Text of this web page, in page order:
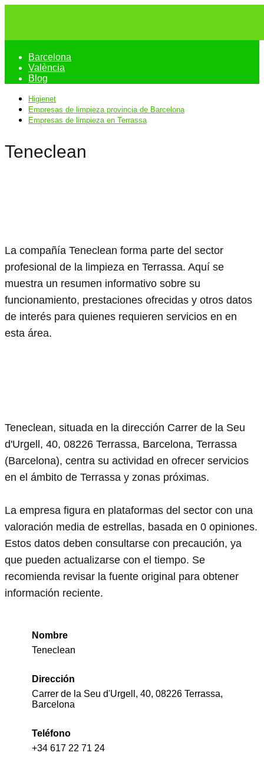
Barcelona
València
Blog
Higienet
Empresas de limpieza provincia de Barcelona
Empresas de limpieza en Terrassa
Teneclean
La compañía Teneclean forma parte del sector
profesional de la limpieza en Terrassa. Aquí se
muestra un resumen informativo sobre su
funcionamiento, prestaciones ofrecidas y otros datos
de interés para quienes requieren servicios en en
esta área.
Teneclean, situada en la dirección Carrer de la Seu
d'Urgell, 40, 08226 Terrassa, Barcelona, Terrassa
(Barcelona), centra su actividad en ofrecer servicios
en el ámbito de Terrassa y zonas próximas.
La empresa figura en plataformas del sector con una
valoración media de estrellas, basada en 0 opiniones.
Estos datos deben consultarse con precaución, ya
que pueden actualizarse con el tiempo. Se
recomienda revisar la fuente original para obtener
información reciente.
Nombre
Teneclean
Dirección
Carrer de la Seu d'Urgell, 40, 08226 Terrassa,
Barcelona
Teléfono
+34 617 22 71 24